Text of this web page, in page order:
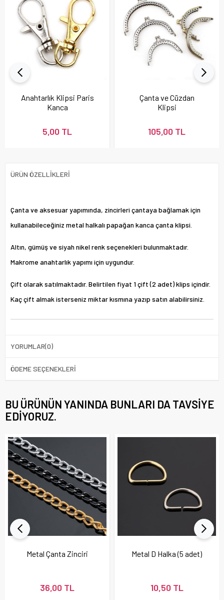
Anahtarlık Klipsi Paris
Kanca
5,00 TL
Çanta ve Cüzdan
Klipsi
105,00 TL
ÜRÜN ÖZELLIKLERI
Çanta ve aksesuar yapımında, zincirleri çantaya bağlamak için
kullanabileceğiniz metal halkalı papağan kanca çanta klipsi.
Altın, gümüş ve siyah nikel renk seçenekleri bulunmaktadır.
Makrome anahtarlık yapımı için uygundur.
Çift olarak satılmaktadır. Belirtilen fiyat 1 çift (2 adet) klips içindir.
Kaç çift almak isterseniz miktar kısmına yazıp satın alabilirsiniz.
YORUMLAR(0)
ÖDEME SEÇENEKLERI
BU ÜRÜNÜN YANINDA BUNLARI DA TAVSIYE
EDIYORUZ.
Metal Çanta Zinciri
36,00 TL
Metal D Halka (5 adet)
10,50 TL